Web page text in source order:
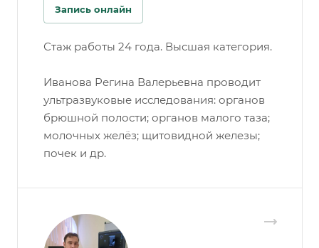
Запись онлайн
Стаж работы 24 года. Высшая категория.
Иванова Регина Валерьевна проводит
ультразвуковые исследования: органов
брюшной полости; органов малого таза;
молочных желёз; щитовидной железы;
почек и др.